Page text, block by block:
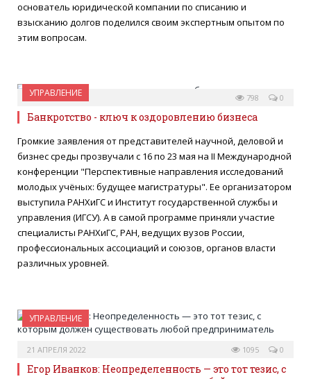
основатель юридической компании по списанию и
взысканию долгов поделился своим экспертным опытом по
этим вопросам.
УПРАВЛЕНИЕ
26 МАЯ 2022 0
798
Банкротство - ключ к оздоровлению бизнеса
Громкие заявления от представителей научной, деловой и
бизнес среды прозвучали с 16 по 23 мая на II Международной
конференции "Перспективные направления исследований
молодых учёных: будущее магистратуры". Ее организатором
выступила РАНХиГС и Институт государственной службы и
управления (ИГСУ). А в самой программе приняли участие
специалисты РАНХиГС, РАН, ведущих вузов России,
профессиональных ассоциаций и союзов, органов власти
различных уровней.
УПРАВЛЕНИЕ
21 АПРЕЛЯ 2022 0
1095
Егор Иванков: Неопределенность — это тот тезис, с